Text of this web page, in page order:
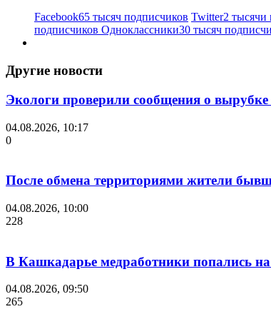
Facebook65 тысяч подписчиков Twitter2 тысячи
подписчиков Одноклассники30 тысяч
Другие новости
Экологи проверили сообщения о вырубке
04.08.2026, 10:17
0
После обмена территориями жители
04.08.2026, 10:00
228
В Кашкадарье медработники попались
04.08.2026, 09:50
265